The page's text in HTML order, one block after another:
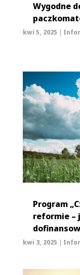
Wygodne
kwi 5, 2025
Program
reformie –
kwi 3, 2025 |